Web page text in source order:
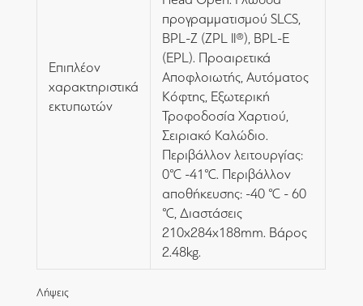
Επιπλέον
χαρακτηριστικά
εκτυπωτών
προγραμματισμού SLCS,
BPL-Z (ZPL ll®), BPL-E
(EPL). Προαιρετικά
Αποφλοιωτής, Αυτόματος
Κόφτης, Εξωτερική
Τροφοδοσία Χαρτιού,
Σειριακό Καλώδιο.
Περιβάλλον λειτουργίας:
0℃ -41℃. Περιβάλλον
αποθήκευσης: -40 ℃ - 60
℃, Διαστάσεις
210x284x188mm. Βάρος
2.48kg.
Λήψεις